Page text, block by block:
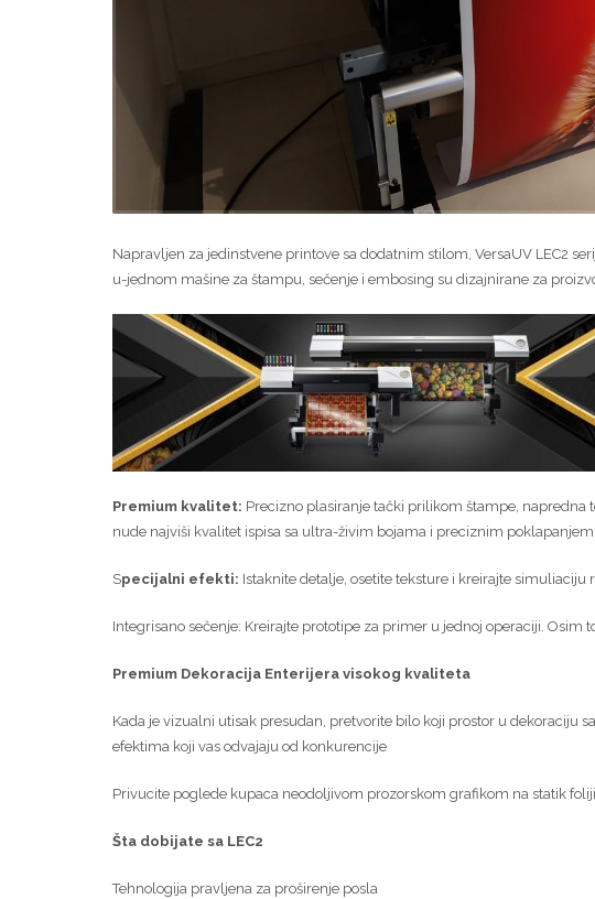
Napravljen za jedinstvene printove sa dodatnim stilom, VersaUV LEC2
u-jednom mašine za štampu, sečenje i embosing su dizajnirane za
Premium kvalitet: Precizno plasiranje tački prilikom štampe, napredna
nude najviši kvalitet ispisa sa ultra-živim bojama i preciznim poklapanjem
Specijalni efekti: Istaknite detalje, osetite teksture i kreirajte simuliaciju
Integrisano sečenje: Kreirajte prototipe za primer u jednoj operaciji. Osim
Premium Dekoracija Enterijera visokog kvaliteta
Kada je vizualni utisak presudan, pretvorite bilo koji prostor u
efektima koji vas odvajaju od konkurencije
Privucite poglede kupaca neodoljivom prozorskom grafikom na statik foliji.
Šta dobijate sa LEC2
Tehnologija pravljena za proširenje posla